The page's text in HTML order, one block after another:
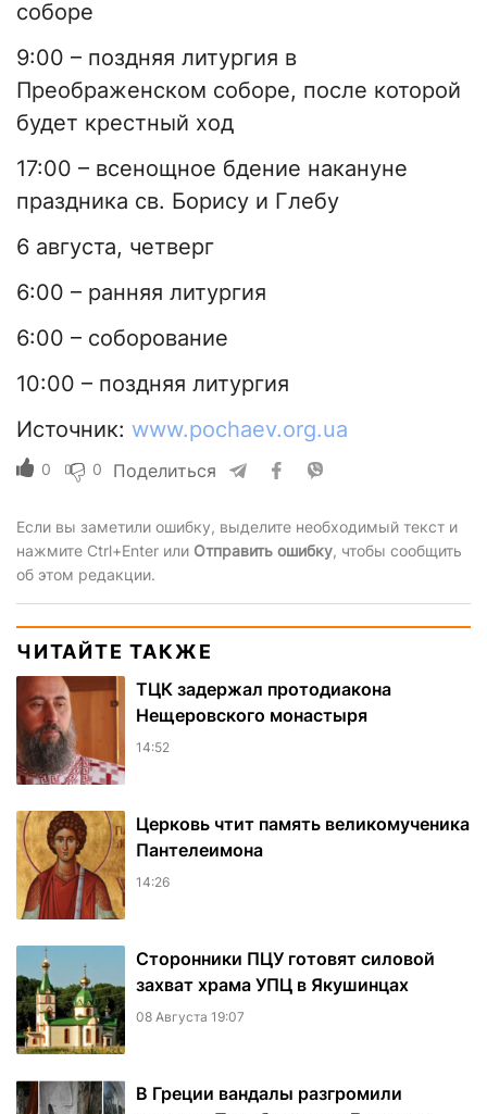
соборе
9:00 – поздняя литургия в
Преображенском соборе, после которой
будет крестный ход
17:00 – всенощное бдение накануне
праздника св. Борису и Глебу
6 августа, четверг
6:00 – ранняя литургия
6:00 – соборование
10:00 – поздняя литургия
Источник: www.pochaev.org.ua
0 0 Поделиться
Если вы заметили ошибку, выделите необходимый текст и
нажмите Ctrl+Enter или Отправить ошибку, чтобы сообщить
об этом редакции.
ЧИТАЙТЕ ТАКЖЕ
ТЦК задержал протодиакона
Нещеровского монастыря
14:52
Церковь чтит память великомученика
Пантелеимона
14:26
Сторонники ПЦУ готовят силовой
захват храма УПЦ в Якушинцах
08 Августа 19:07
В Греции вандалы разгромили